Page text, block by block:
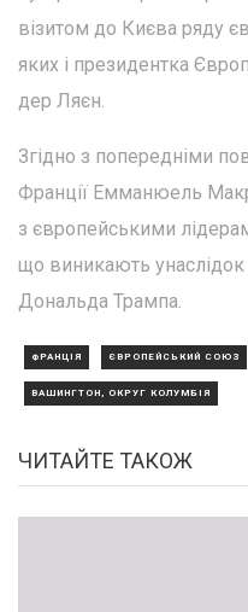
візитом до Києва ряду
яких і президентка
дер Ляєн.
Згідно з попередніми
Франції Емманюель
з європейськими
що виникають
Дональда Трампа.
ФРАНЦІЯ ЄВРОПЕЙСЬКИЙ СОЮЗ
ВАШИНГТОН, ОКРУГ КОЛУМБІЯ
ЧИТАЙТЕ ТАКОЖ